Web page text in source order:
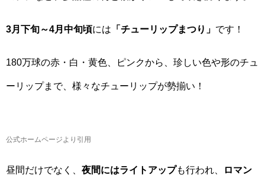
3月下旬～4月中旬頃には 「チューリップまつり」 です！
180万球の赤・白・黄色、ピンクから、珍しい色や形のチュ
ーリップまで、様々なチューリップが勢揃い！
公式ホームページより引用
昼間だけでなく、 夜間にはライトアップも行われ、 ロマン